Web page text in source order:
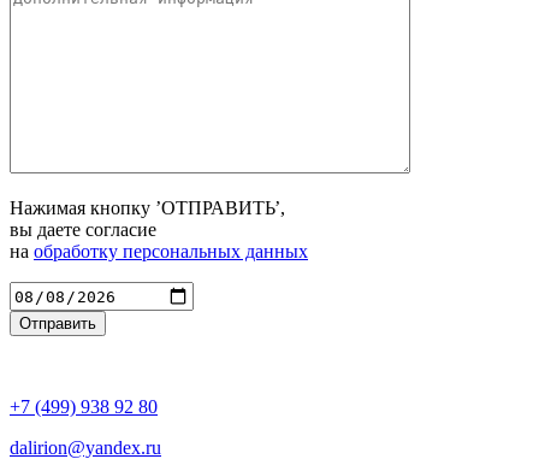
Нажимая кнопку ’ОТПРАВИТЬ’,
вы даете согласие
на обработку персональных данных
+7 (499) 938 92 80
dalirion@yandex.ru